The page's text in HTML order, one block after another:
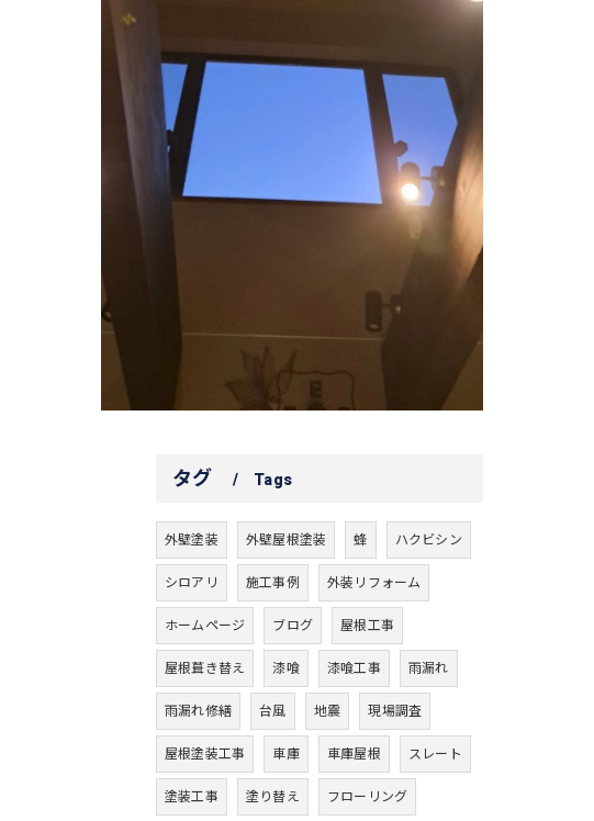
タグ Tags
外壁塗装 外壁屋根塗装 蜂 ハクビシン
シロアリ 施工事例 外装リフォーム
ホームページ ブログ 屋根工事
屋根葺き替え 漆喰 漆喰工事 雨漏れ
雨漏れ修繕 台風 地震 現場調査
屋根塗装工事 車庫 車庫屋根 スレート
塗装工事 塗り替え フローリング